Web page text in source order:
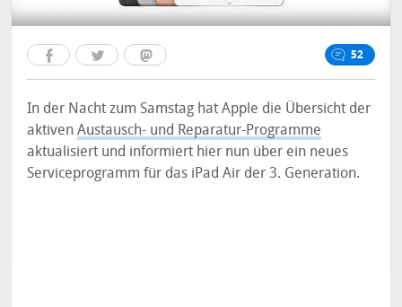
52
In der Nacht zum Samstag hat Apple die Übersicht der
aktivenAustausch- und Reparatur-Programme
aktualisiert und informiert hier nun über ein neues
Serviceprogramm für das iPad Air der 3. Generation.